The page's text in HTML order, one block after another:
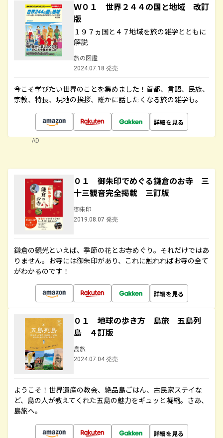
Ｗ０１ 世界２４４の国と地域 改訂
版
１９７ヵ国と４７地域を旅の雑学とともに
解説
旅の図鑑
2024.07.18 発売
今こそ学びたい世界のことを集めました！首都、言語、民族、
宗教、特長、現地の挨拶、誰かに話したくなる旅の雑学も。
詳細を見る
AD
０１ 御朱印でめぐる鎌倉のお寺 三
十三観音完全掲載 三訂版
御朱印
2019.08.07 発売
鎌倉の観光といえば、季節の花とお寺めぐり。それだけではあ
りません。お寺には御朱印があり、これに触れればお寺の全て
がわかるのです！
詳細を見る
０１ 地球の歩き方 島旅 五島列
島 ４訂版
島旅
2024.07.04 発売
ようこそ！世界遺産の教会、絶品島ごはん、古民家ステイな
ど、島の人が教えてくれた五島の魅力をギュッと凝縮。さあ、
島旅へ。
詳細を見る